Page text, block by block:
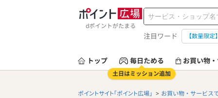
dポイントがたまる
注目ワード 【数量限
トップ 毎日ためる
土日はミッション追加
お買い物
ポイントサイト「ポイント広場」 お買い物・サービス